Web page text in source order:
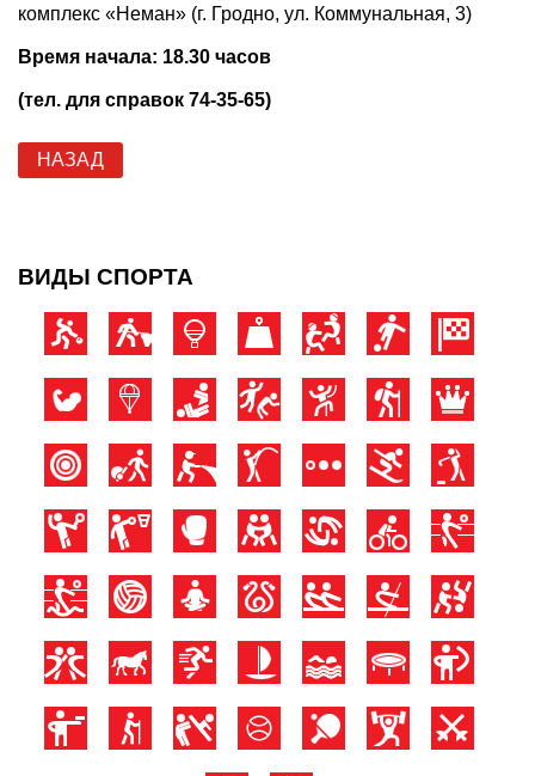
комплекс «Неман» (г. Гродно, ул. Коммунальная, 3)
Время начала: 18.30 часов
(тел. для справок 74-35-65)
НАЗАД
ВИДЫ СПОРТА